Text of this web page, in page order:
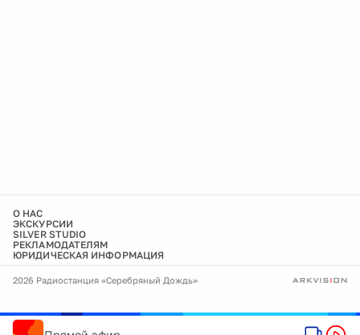
О НАС
ЭКСКУРСИИ
SILVER STUDIO
РЕКЛАМОДАТЕЛЯМ
ЮРИДИЧЕСКАЯ ИНФОРМАЦИЯ
2026 Радиостанция «Серебряный Дождь»